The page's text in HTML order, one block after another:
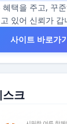
혜택을 주고, 꾸
있어 신뢰가 갑
사이트 바로가
크